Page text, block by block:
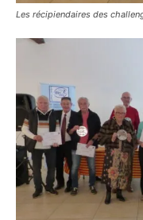
Les récipiendaires des